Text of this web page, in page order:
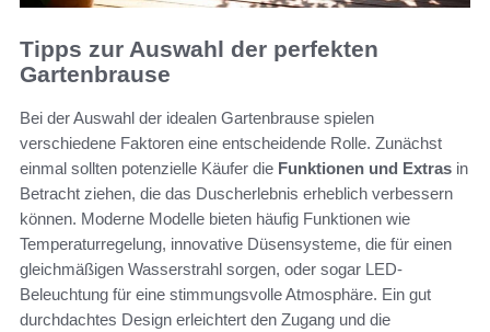
Tipps zur Auswahl der perfekten
Gartenbrause
Bei der Auswahl der idealen Gartenbrause spielen
verschiedene Faktoren eine entscheidende Rolle. Zunächst
einmal sollten potenzielle Käufer die Funktionen und Extras in
Betracht ziehen, die das Duscherlebnis erheblich verbessern
können. Moderne Modelle bieten häufig Funktionen wie
Temperaturregelung, innovative Düsensysteme, die für einen
gleichmäßigen Wasserstrahl sorgen, oder sogar LED-
Beleuchtung für eine stimmungsvolle Atmosphäre. Ein gut
durchdachtes Design erleichtert den Zugang und die